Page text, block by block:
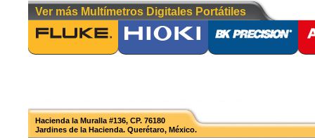
Ver más Multímetros Digitales Portátiles
Hacienda la Muralla #136, CP. 76180
Jardines de la Hacienda. Querétaro, México.